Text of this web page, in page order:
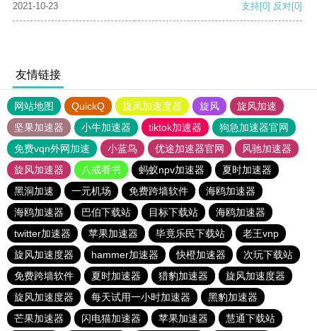
2021-10-23 支持[0] 反对[0]
友情链接
网站地图 QuickQ 旋风加速度器 旋风
旋风加速
坚果加速器
小牛加速器 tiktok加速器
狗急加速器官网
免费vqn外网加速
小蓝鸟 优途加速器官网
风驰加速器
旋风加速器
八戒看书 蚂蚁npv加速器
夏时加速器
黑洞加速
一元机场 免费跨墙软件
海鸥加速器
海鸥加速器
巴伯下载站 目标下载站
海鸥加速器
twitter加速器
苹果加速器 毕竟乐民下载站
老王vnp
旋风加速度器
hammer加速器 快橙加速器
次玩下载站
免费跨墙软件
夏时加速器 猎豹加速器
旋风加速度器
旋风加速度器
每天试用一小时加速器
黑豹加速器
芒果加速器
闪电猫加速器 苹果加速器 慧通下载站